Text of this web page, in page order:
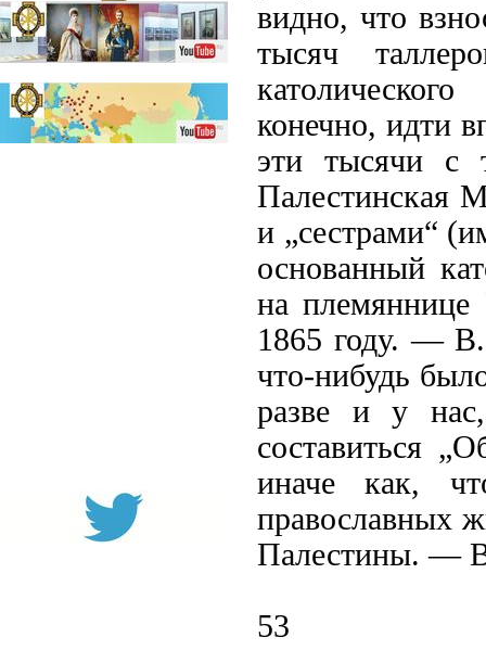
видно, что
тысяч
конечно, идти
эти тысячи с
Палестинская
и „сестрами“
основанный
на племяннице
1865 году. —
что-нибудь
разве и у
составиться
иначе как,
православных
Палестины. —
53